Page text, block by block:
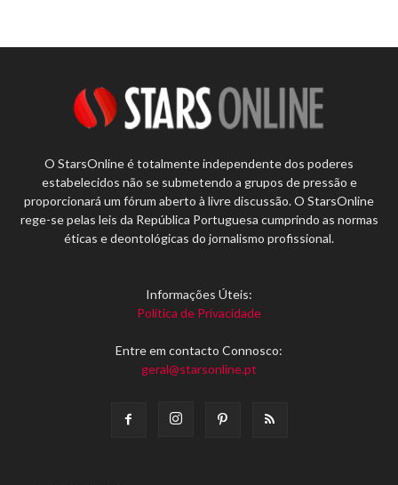
O StarsOnline é totalmente independente dos poderes
estabelecidos não se submetendo a grupos de pressão e
proporcionará um fórum aberto à livre discussão. O StarsOnline
rege-se pelas leis da República Portuguesa cumprindo as normas
éticas e deontológicas do jornalismo profissional.
Informações Úteis:
Política de Privacidade
Entre em contacto Connosco:
geral@starsonline.pt